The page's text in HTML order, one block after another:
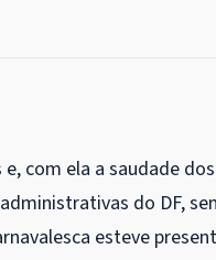
com ela a saudade
do DF,
esteve